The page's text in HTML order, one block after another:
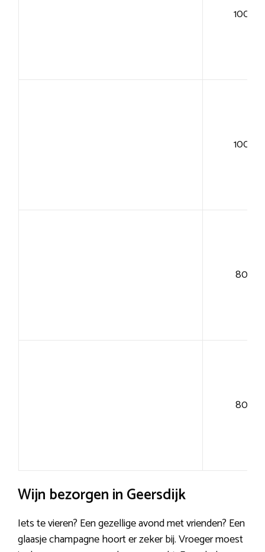
100+
100+
80+
80+
Wijn bezorgen in Geersdijk
Iets te vieren? Een gezellige avond met vrienden? Een
glaasje champagne hoort er zeker bij. Vroeger moest